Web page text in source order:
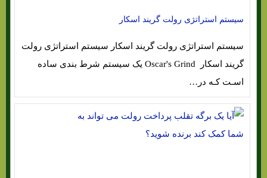
سیستم استراتژی رولت گریند اسکار
سیستم استراتژی رولت گریند اسکار سیستم استراتژی رولت
گریند اسکار Oscar's Grind یک سیستم شرط بندی ساده
اسـت کـه در…